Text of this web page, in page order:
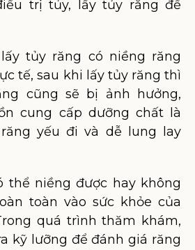
trị tủy, lấy tủy răng để
tủy răng có niềng răng
tế, sau khi lấy tủy răng thì
cũng sẽ bị ảnh hưởng,
cung cấp dưỡng chất là
yếu đi và dễ lung lay
thể niềng được hay không
toàn vào sức khỏe của
quá trình thăm khám,
kỹ lưỡng để đánh giá răng